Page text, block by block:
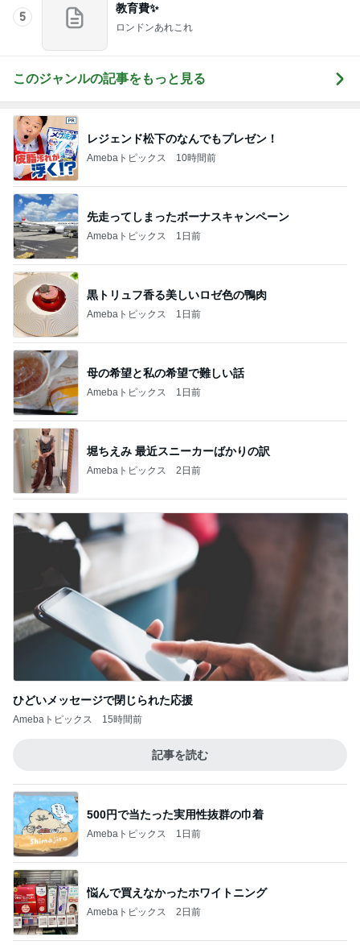
5
教育費✨
ロンドンあれこれ
このジャンルの記事をもっと見る
レジェンド松下のなんでもプレゼン！
Amebaトピックス 10時間前
先走ってしまったボーナスキャンペーン
Amebaトピックス 1日前
黒トリュフ香る美しいロゼ色の鴨肉
Amebaトピックス 1日前
母の希望と私の希望で難しい話
Amebaトピックス 1日前
堀ちえみ 最近スニーカーばかりの訳
Amebaトピックス 2日前
ひどいメッセージで閉じられた応援
Amebaトピックス 15時間前
記事を読む
500円で当たった実用性抜群の巾着
Amebaトピックス 1日前
悩んで買えなかったホワイトニング
Amebaトピックス 2日前